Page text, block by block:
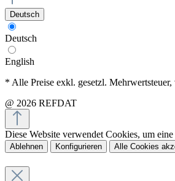
Deutsch
Deutsch
English
* Alle Preise exkl. gesetzl. Mehrwertsteuer,
@ 2026 REFDAT
Diese Website verwendet Cookies, um
Ablehnen Konfigurieren Alle Cookies